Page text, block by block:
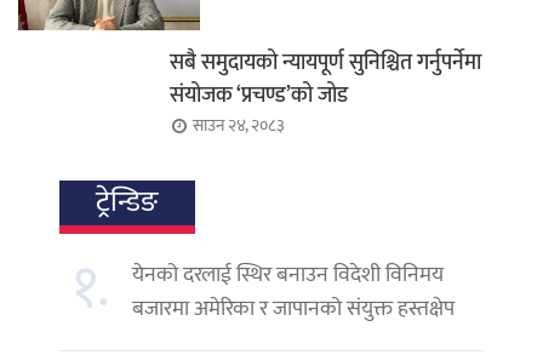
सबै समुदायको न्यायपूर्ण सुनिश्चित गर्नुपर्नेमा
संयोजक ‘प्रचण्ड’को जोड
साउन २४, २०८३
ट्रेन्डिङ
१.
येनको दरलाई स्थिर बनाउन विदेशी विनिमय
बजारमा अमेरिका र जापानको संयुक्त हस्तक्षेप